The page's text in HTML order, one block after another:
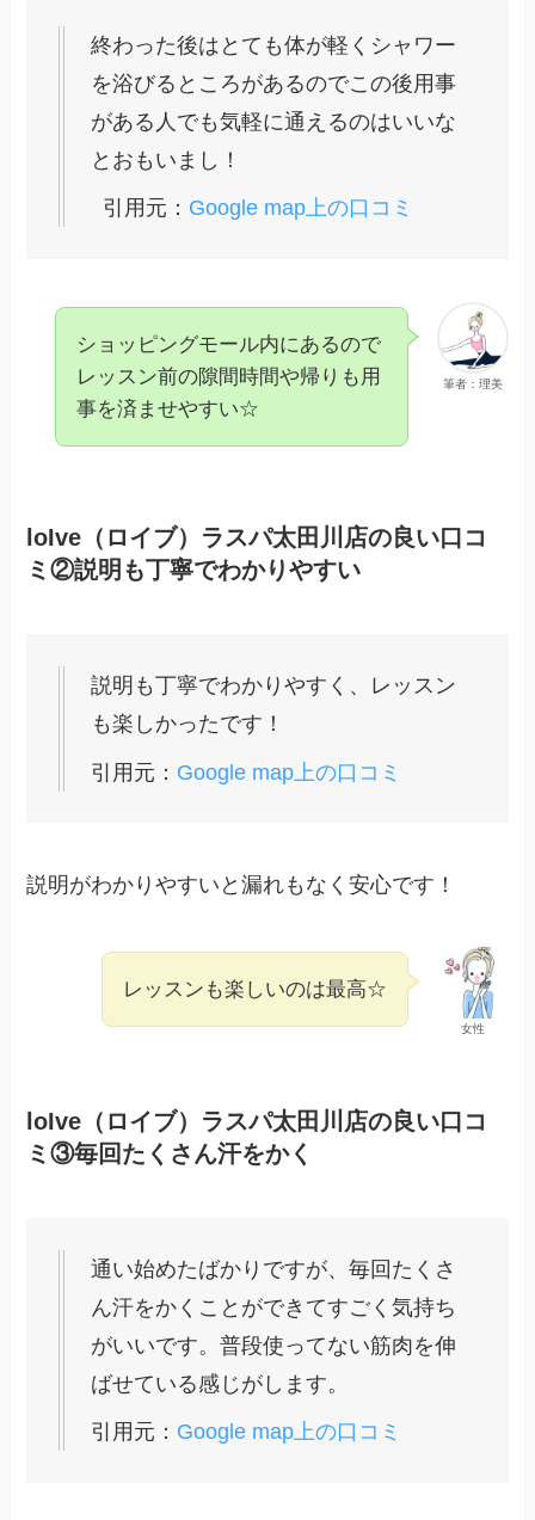
終わった後はとても体が軽くシャワー
を浴びるところがあるのでこの後用事
がある人でも気軽に通えるのはいいな
とおもいまし！
引用元： Google map上の口コミ
筆者：理美
ショッピングモール内にあるので
レッスン前の隙間時間や帰りも用
事を済ませやすい☆
loIve（ロイブ）ラスパ太田川店の良い口コ
ミ②説明も丁寧でわかりやすい
説明も丁寧でわかりやすく、レッスン
も楽しかったです！
引用元： Google map上の口コミ
説明がわかりやすいと漏れもなく安心です！
女性
レッスンも楽しいのは最高☆
loIve（ロイブ）ラスパ太田川店の良い口コ
ミ③毎回たくさん汗をかく
通い始めたばかりですが、毎回たくさ
ん汗をかくことができてすごく気持ち
がいいです。普段使ってない筋肉を伸
ばせている感じがします。
引用元： Google map上の口コミ